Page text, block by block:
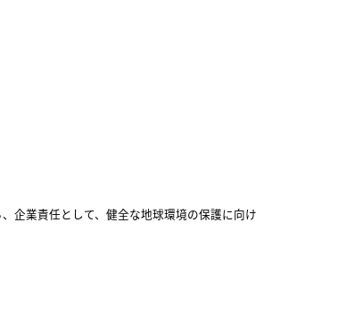
企業責任として、健全な地球環境の保護に向け